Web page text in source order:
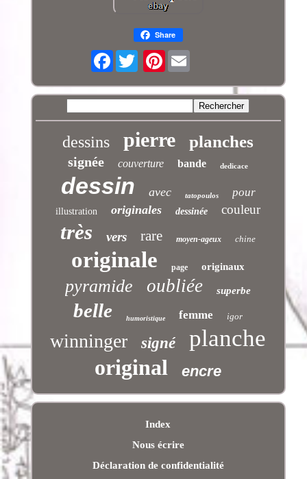
Share
Facebook Pinterest
dessins pierre planches
signée couverture bande dedicace
dessin avec tatopoulos pour
illustration originales dessinée couleur
très vers rare moyen-ageux chine
originale page originaux
pyramide oubliée superbe
belle humoristique femme igor
winninger signé planche
original encre
Index
Nous écrire
Déclaration de confidentialité